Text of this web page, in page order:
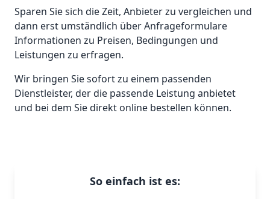
Sparen Sie sich die Zeit, Anbieter zu vergleichen und
dann erst umständlich über Anfrageformulare
Informationen zu Preisen, Bedingungen und
Leistungen zu erfragen.
Wir bringen Sie sofort zu einem passenden
Dienstleister, der die passende Leistung anbietet
und bei dem Sie direkt online bestellen können.
So einfach ist es: